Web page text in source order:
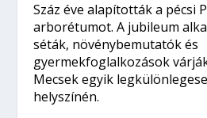
Száz éve alapították a pécsi
arborétumot. A jubileum
séták, növénybemutatók és
gyermekfoglalkozások
Mecsek egyik
helyszínén.